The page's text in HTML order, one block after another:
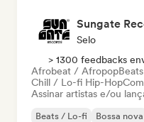
Sungate
Selo
> 1300 feedbacks
Afrobeat / Afropop
Chill / Lo-fi Hip-Hop
Assinar artistas e/ou
Beats / Lo-fi Bossa nova